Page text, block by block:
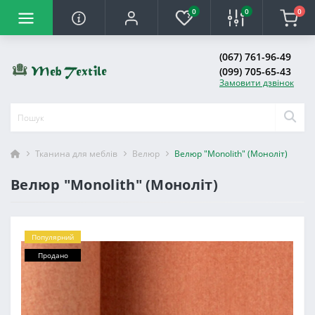
0 0 0
(067) 761-96-49
(099) 705-65-43
Замовити дзвінок
Тканина для меблів Велюр Велюр "Monolith" (Моноліт)
Велюр "Monolith" (Моноліт)
Популярний
Продано